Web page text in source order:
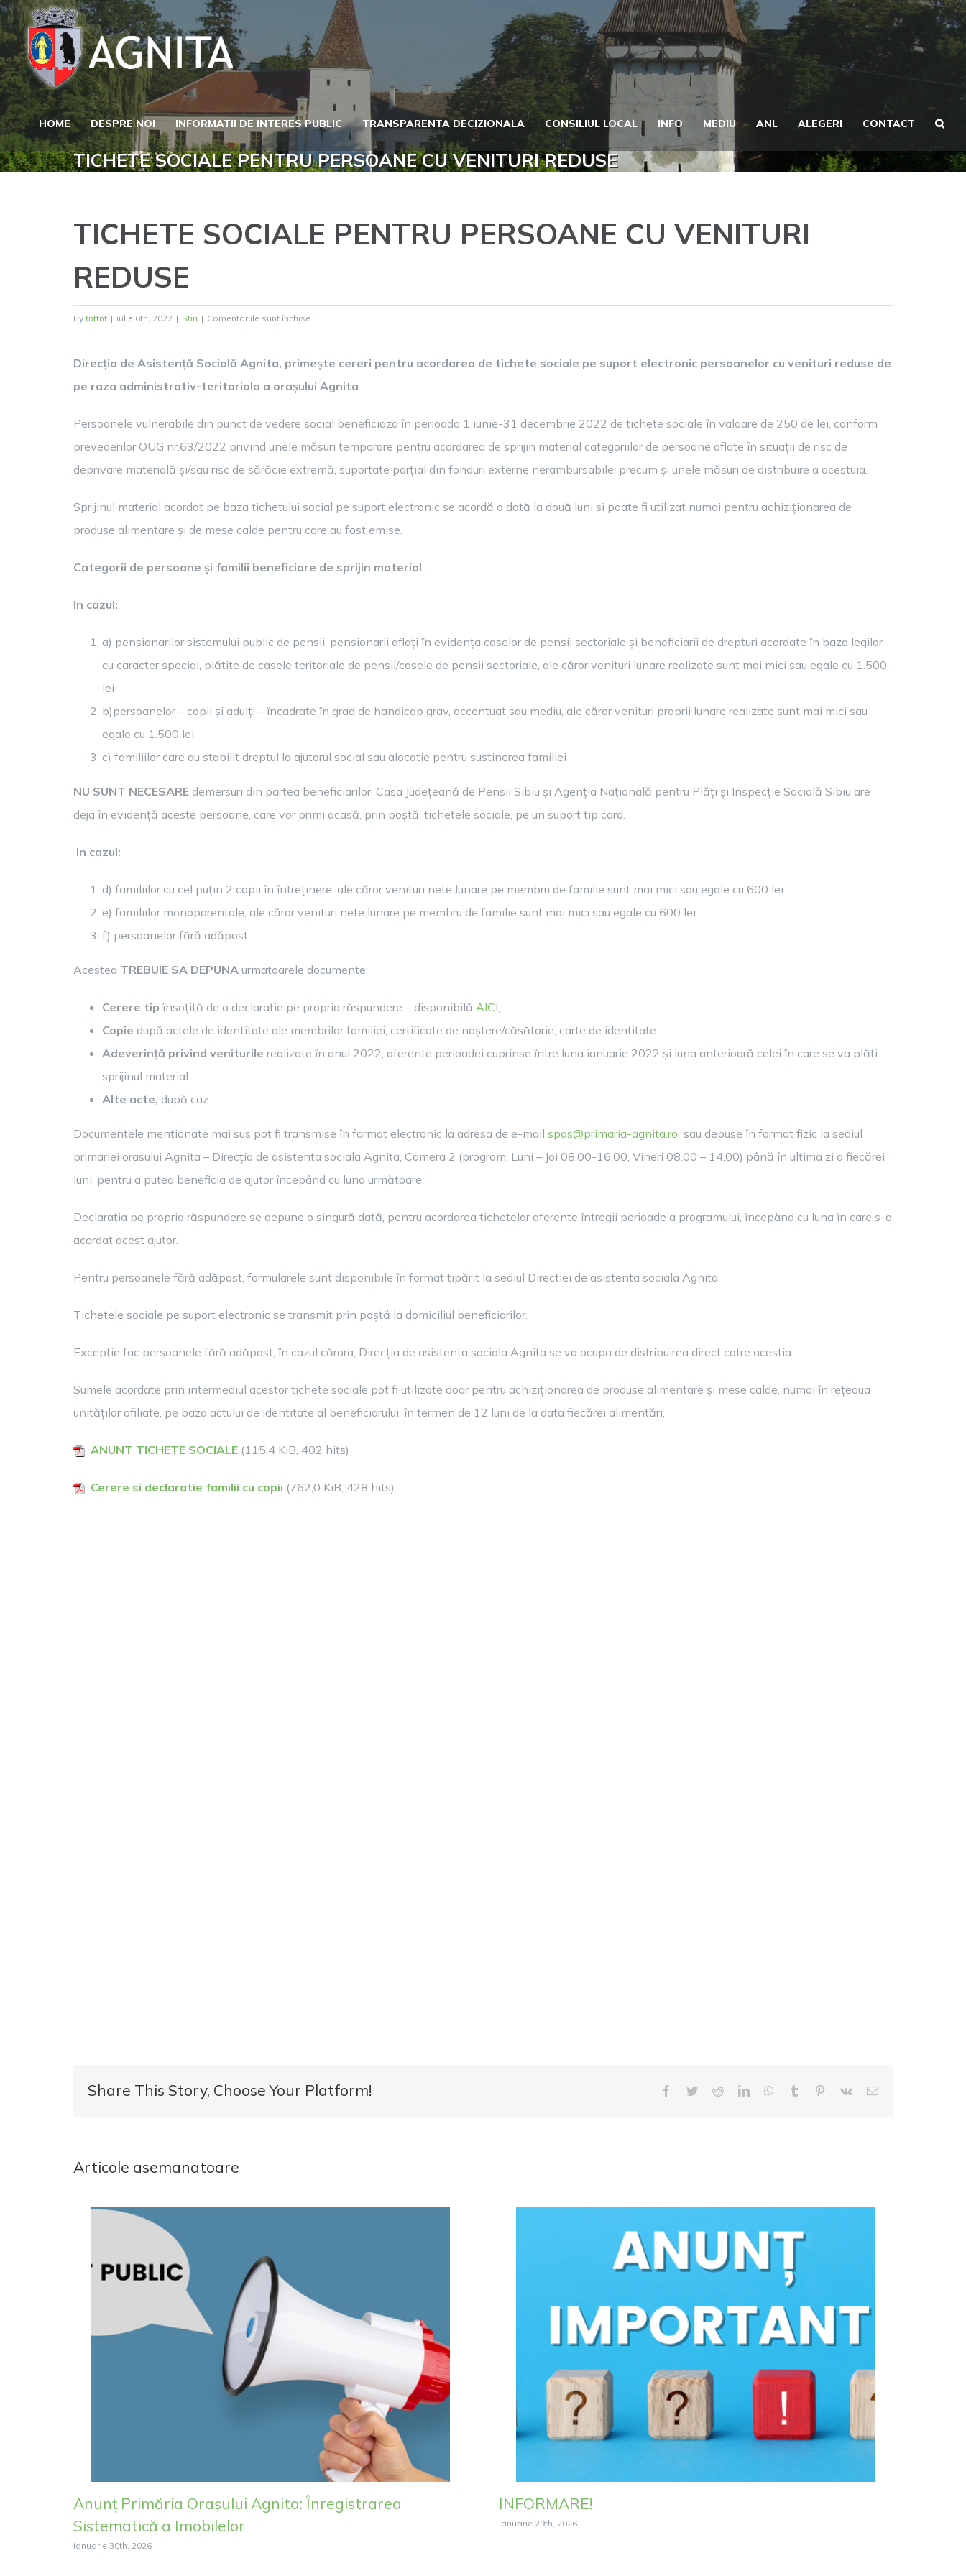
Skip
to
content
HOME DESPRE NOI INFORMATII DE INTERES PUBLIC TRANSPARENTA DECIZIONALA CONSILIUL LOCAL INFO MEDIU ANL ALEGERI CONTACT
TICHETE SOCIALE PENTRU PERSOANE CU VENITURI REDUSE
TICHETE SOCIALE PENTRU PERSOANE CU VENITURI
REDUSE
By tnttnt | iulie 6th, 2022 | Stiri | Comentariile sunt închise
TICHETE
PENTRU
PERSOANE
VENITURI
Direcția de Asistență Socială Agnita, primește cereri pentru acordarea de tichete sociale pe suport electronic persoanelor cu venituri reduse de
pe raza administrativ-teritoriala a orașului Agnita
Persoanele vulnerabile din punct de vedere social beneficiaza în perioada 1 iunie-31 decembrie 2022 de tichete sociale în valoare de 250 de lei, conform
prevederilor OUG nr.63/2022 privind unele măsuri temporare pentru acordarea de sprijin material categoriilor de persoane aflate în situații de risc de
deprivare materială și/sau risc de sărăcie extremă, suportate parțial din fonduri externe nerambursabile, precum și unele măsuri de distribuire a acestuia.
Sprijinul material acordat pe baza tichetului social pe suport electronic se acordă o dată la două luni si poate fi utilizat numai pentru achiziționarea de
produse alimentare și de mese calde pentru care au fost emise.
Categorii de persoane și familii beneficiare de sprijin material
In cazul:
a) pensionarilor sistemului public de pensii, pensionarii aflați în evidența caselor de pensii sectoriale și beneficiarii de drepturi acordate în baza legilor
cu caracter special, plătite de casele teritoriale de pensii/casele de pensii sectoriale, ale căror venituri lunare realizate sunt mai mici sau egale cu 1.500
lei
b)persoanelor – copii și adulți – încadrate în grad de handicap grav, accentuat sau mediu, ale căror venituri proprii lunare realizate sunt mai mici sau
egale cu 1.500 lei
c) familiilor care au stabilit dreptul la ajutorul social sau alocatie pentru sustinerea familiei
NU SUNT NECESARE demersuri din partea beneficiarilor. Casa Județeană de Pensii Sibiu și Agenția Națională pentru Plăți și Inspecție Socială Sibiu are
deja în evidență aceste persoane, care vor primi acasă, prin poștă, tichetele sociale, pe un suport tip card.
In cazul:
d) familiilor cu cel puțin 2 copii în întreținere, ale căror venituri nete lunare pe membru de familie sunt mai mici sau egale cu 600 lei
e) familiilor monoparentale, ale căror venituri nete lunare pe membru de familie sunt mai mici sau egale cu 600 lei
f) persoanelor fără adăpost
Acestea TREBUIE SA DEPUNA urmatoarele documente:
Cerere tip însoțită de o declarație pe propria răspundere – disponibilă AICI;
Copie după actele de identitate ale membrilor familiei, certificate de naștere/căsătorie, carte de identitate
Adeverință privind veniturile realizate în anul 2022, aferente perioadei cuprinse între luna ianuarie 2022 și luna anterioară celei în care se va plăti
sprijinul material
Alte acte, după caz.
Documentele menționate mai sus pot fi transmise în format electronic la adresa de e-mail spas@primaria-agnita.ro sau depuse în format fizic la sediul
primariei orasului Agnita – Direcția de asistenta sociala Agnita, Camera 2 (program: Luni – Joi 08.00-16.00, Vineri 08.00 – 14.00) până în ultima zi a fiecărei
luni, pentru a putea beneficia de ajutor începând cu luna următoare.
Declarația pe propria răspundere se depune o singură dată, pentru acordarea tichetelor aferente întregii perioade a programului, începând cu luna în care s-a
acordat acest ajutor.
Pentru persoanele fără adăpost, formularele sunt disponibile în format tipărit la sediul Directiei de asistenta sociala Agnita
Tichetele sociale pe suport electronic se transmit prin poștă la domiciliul beneficiarilor.
Excepție fac persoanele fără adăpost, în cazul cărora, Direcția de asistenta sociala Agnita se va ocupa de distribuirea direct catre acestia.
Sumele acordate prin intermediul acestor tichete sociale pot fi utilizate doar pentru achiziționarea de produse alimentare și mese calde, numai în rețeaua
unităților afiliate, pe baza actului de identitate al beneficiarului, în termen de 12 luni de la data fiecărei alimentări.
ANUNT TICHETE SOCIALE (115,4 KiB, 402 hits)
Cerere si declaratie familii cu copii (762,0 KiB, 428 hits)
Share This Story, Choose Your Platform! Facebook
TwitterRedditLinkedInWhatsApp
Tumblr Pinterest
Vk
E-
Articole asemanatoare
Anunț Primăria Orașului Agnita: Înregistrarea
Sistematică a Imobilelor
ianuarie 30th, 2026
INFORMARE!
ianuarie 29th, 2026